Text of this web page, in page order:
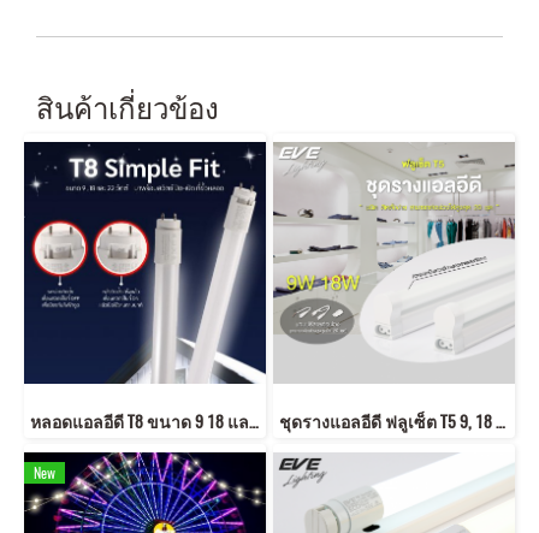
สินค้าเกี่ยวข้อง
หลอดแอลอีดี T8 ขนาด 9 18 และ 22 วัตต์ แสงขาวเดย์ไลท์ LED T8 มาตรฐาน มอก.2779 หลอดมาตรฐานใหม่ มอก ใหม่ หลอดT8 LED T8 ชุดรางแอลอีดี ฟลูเซ็ต T5 9, 18 วัตต์ แสงขาวเดย์ไลท์ และแสงเหลืองวอร์มไวท์ Full Set T5
New